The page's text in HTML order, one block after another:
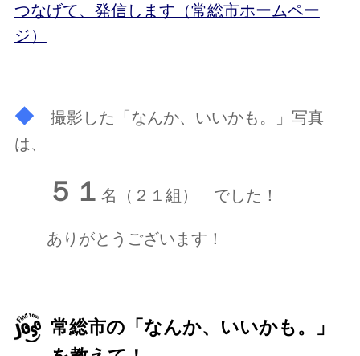
つなげて、発信します（常総市ホームペー
ジ）
◆
撮影した「なんか、いいかも。」写真
は、
５１ 名（２１組） でした！
ありがとうございます！
常総市の「なんか、いいかも。」